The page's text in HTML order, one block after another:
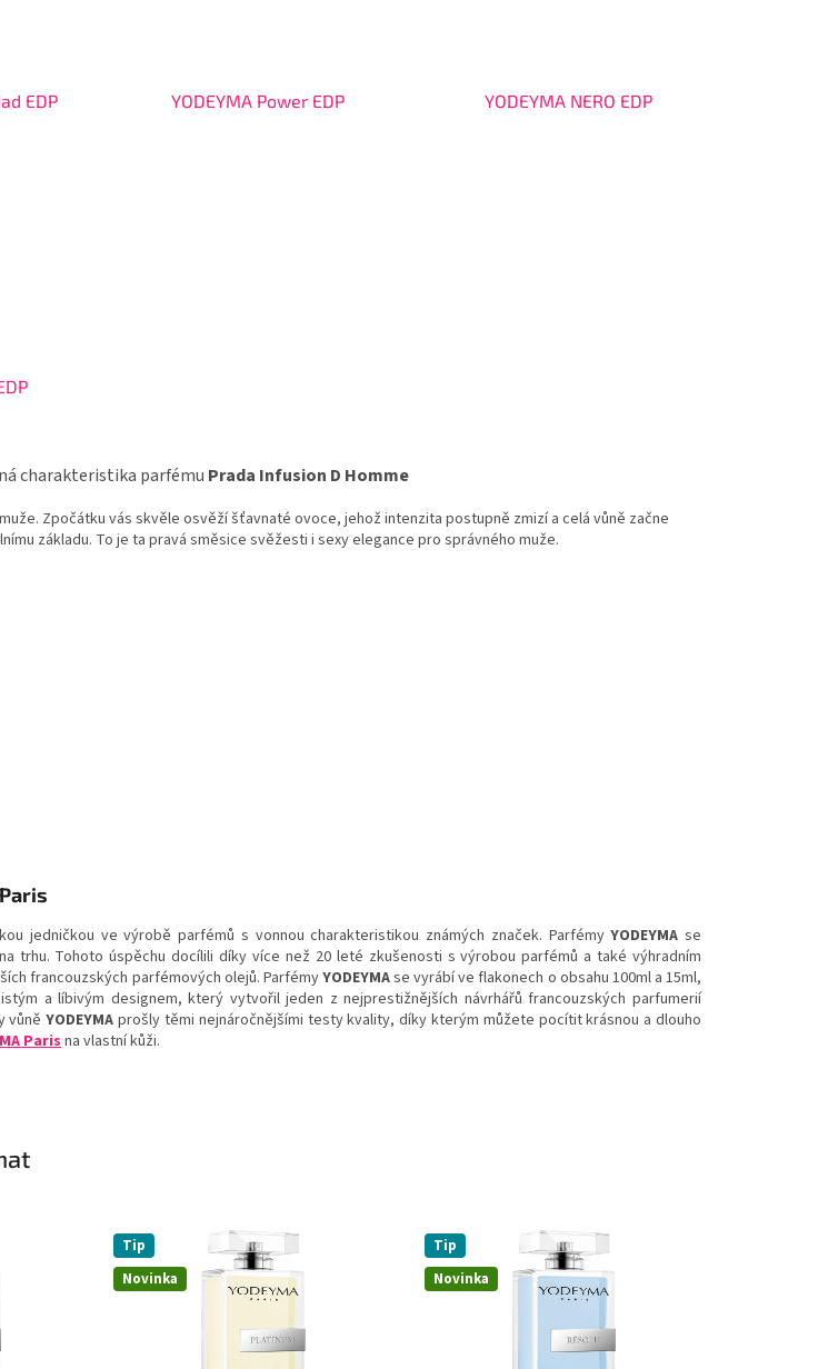
EDP YODEYMA Power EDP YODEYMA NERO EDP
charakteristika parfému Prada Infusion D Homme
Zpočátku vás skvěle osvěží šťavnaté ovoce, jehož intenzita postupně zmizí a celá vůně začne
základu. To je ta pravá směsice svěžesti i sexy elegance pro správného muže.
jedničkou ve výrobě parfémů s vonnou charakteristikou známých značek. ParfémyYODEYMA se
trhu. Tohoto úspěchu docílili díky více než 20 leté zkušenosti s výrobou parfémů a také výhradním
francouzských parfémových olejů. ParfémyYODEYMAse vyrábí ve flakonech o obsahu 100ml a 15ml,
a líbivým designem, který vytvořil jeden z nejprestižnějších návrhářů francouzských parfumerií
vůněYODEYMA prošly těmi nejnáročnějšími testy kvality, díky kterým můžete pocítit krásnou a dlouho
Parisna vlastní kůži.
Novinka
Tip
Novinka
Tip